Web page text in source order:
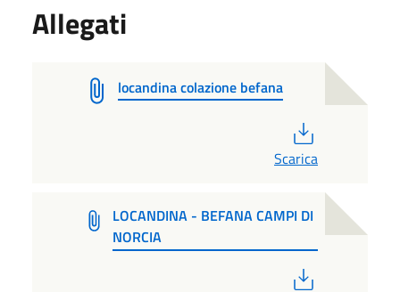
Allegati
locandina colazione befana
Scarica
LOCANDINA - BEFANA CAMPI DI
NORCIA